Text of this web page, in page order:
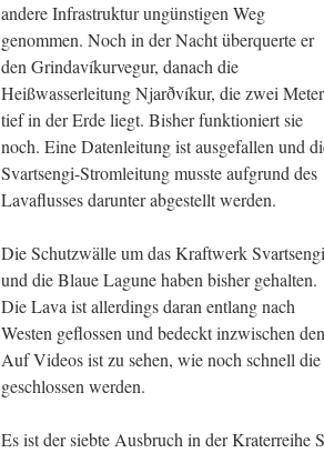
andere Infrastruktur ungünstigen Weg
genommen. Noch in der Nacht überquerte er
den Grindavíkurvegur, danach die
Heißwasserleitung Njarðvíkur, die zwei Meter
tief in der Erde liegt. Bisher funktioniert sie
noch. Eine Datenleitung ist ausgefallen und
Svartsengi-Stromleitung musste aufgrund des
Lavaflusses darunter abgestellt werden.
Die Schutzwälle um das Kraftwerk Svartsengi
und die Blaue Lagune haben bisher gehalten.
Die Lava ist allerdings daran entlang nach
Westen geflossen und bedeckt inzwischen
Auf Videos ist zu sehen, wie noch schnell
geschlossen werden.
Es ist der siebte Ausbruch in der Kraterreihe